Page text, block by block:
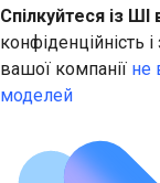
Спілкуйтеся із
конфіденційність
вашої компанії не
моделей